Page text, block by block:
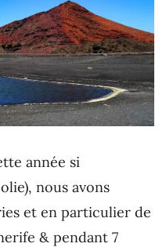
année si
nous avons
et en particulier de
& pendant 7